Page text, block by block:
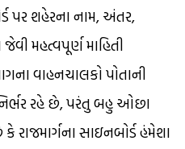
પર શહેરના નામ, અંતર,
મહત્વપૂર્ણ માહિતી
વાહનચાલકો પોતાની
રહે છે, પરંતુ બહુ ઓછા
રાજમાર્ગના સાઇનબોર્ડ હંમેશા